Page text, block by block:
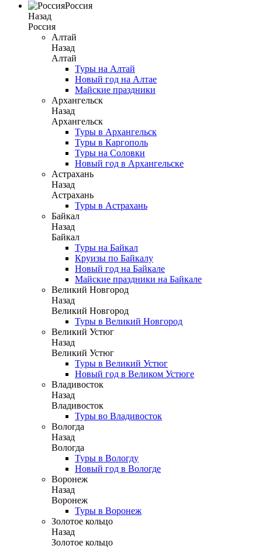
Россия
Назад
Россия
Алтай
Назад
Алтай
Туры на Алтай
Новый год на Алтае
Майские праздники
Архангельск
Назад
Архангельск
Туры в Архангельск
Туры в Каргополь
Туры на Соловки
Новый год в Архангельске
Астрахань
Назад
Астрахань
Туры в Астрахань
Байкал
Назад
Байкал
Туры на Байкал
Круизы по Байкалу
Новый год на Байкале
Майские праздники на Байкале
Великий Новгород
Назад
Великий Новгород
Туры в Великий Новгород
Великий Устюг
Назад
Великий Устюг
Туры в Великий Устюг
Новый год в Великом Устюге
Владивосток
Назад
Владивосток
Туры во Владивосток
Вологда
Назад
Вологда
Туры в Вологду
Новый год в Вологде
Воронеж
Назад
Воронеж
Туры в Воронеж
Золотое кольцо
Назад
Золотое кольцо